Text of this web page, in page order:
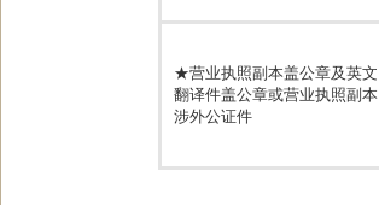
★营业执照副本盖公章及英文
翻译件盖公章或营业执照副本
涉外公证件